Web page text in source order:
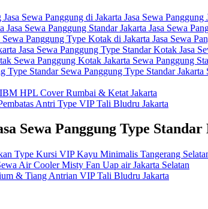
Jasa Sewa Panggung di Jakarta Jasa Sewa Panggung
Jasa Sewa Panggung Standar Jakarta Jasa Sewa
Sewa Panggung Type Kotak di Jakarta Jasa Sewa
Jasa Sewa Panggung Type Standar Kotak Jasa
Sewa Panggung Kotak Jakarta Sewa Panggung
Type Standar Sewa Panggung Type Standar Jakarta
HPL Cover Rumbai & Ketat Jakarta
Antri Type VIP Tali Bludru Jakarta
Sewa Panggung Type
Type Kursi VIP Kayu Minimalis Tangerang
Air Cooler Misty Fan Uap air Jakarta Selatan
& Tiang Antrian VIP Tali Bludru Jakarta